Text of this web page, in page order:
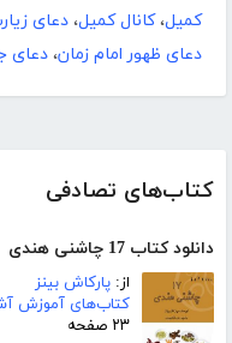
کتاب‌های تصادفی
دانلود کتاب 17 چاشنی هندی
از: پارکاش بینز
کتاب‌های آموزش
۲۳ صفحه
کمیل،کانال کمیل، دعای
دعای ظهور امام زمان، دعای